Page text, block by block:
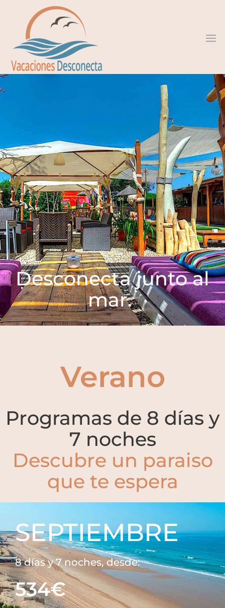
Desconecta junto al
mar.
Verano
Programas de 8 días y
7 noches
Descubre un paraiso
que te espera
SEPTIEMBRE
8 días y 7 noches, desde:
534€